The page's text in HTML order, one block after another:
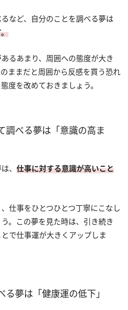
など、自分のことを調べる夢は
るあまり、周囲への態度が大き
ままだと周囲から反感を買う恐れ
度を改めておきましょう。
調べる夢は「意識の高ま
、 仕事に対する意識が高いこと
仕事をひとつひとつ丁寧にこなし
。この夢を見た時は、引き続き
で仕事運が大きくアップしま
る夢は「健康運の低下」